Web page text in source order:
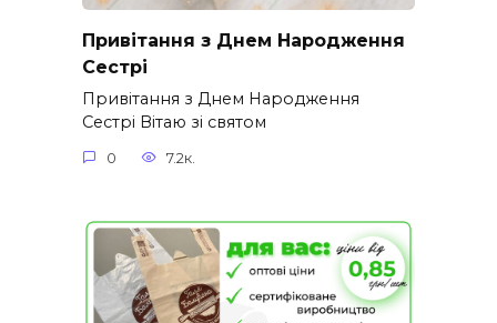
Привітання з Днем Народження
Сестрі
Привітання з Днем Народження
Сестрі Вітаю зі святом
0 7.2к.